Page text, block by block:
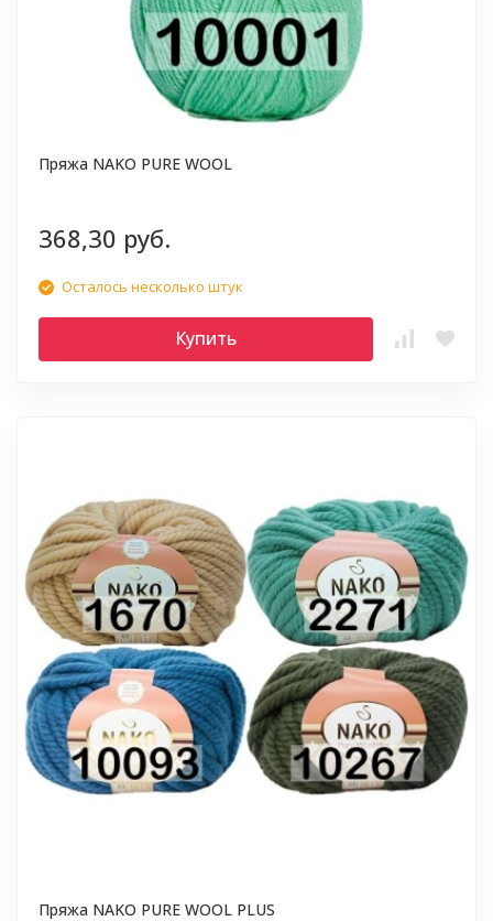
Пряжа NAKO PURE WOOL
368,30 руб.
Осталось несколько штук
Купить
Пряжа NAKO PURE WOOL PLUS